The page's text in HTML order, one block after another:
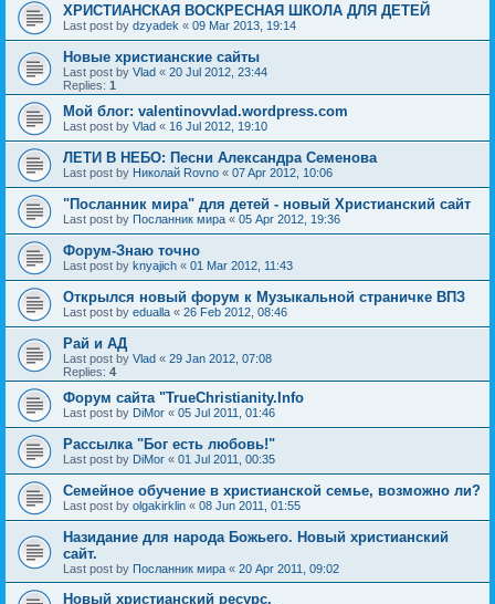
ХРИСТИАНСКАЯ ВОСКРЕСНАЯ ШКОЛА ДЛЯ ДЕТЕЙ
Last post by dzyadek « 09 Mar 2013, 19:14
Новые христианские сайты
Last post by Vlad « 20 Jul 2012, 23:44
Replies: 1
Мой блог: valentinovvlad.wordpress.com
Last post by Vlad « 16 Jul 2012, 19:10
ЛЕТИ В НЕБО: Песни Александра Семенова
Last post by Николай Rovno « 07 Apr 2012, 10:06
"Посланник мира" для детей - новый Христианский сайт
Last post by Посланник мира « 05 Apr 2012, 19:36
Форум-Знаю точно
Last post by knyajich « 01 Mar 2012, 11:43
Открылся новый форум к Музыкальной страничке ВПЗ
Last post by edualla « 26 Feb 2012, 08:46
Рай и АД
Last post by Vlad « 29 Jan 2012, 07:08
Replies: 4
Форум сайта "TrueChristianity.Info
Last post by DiMor « 05 Jul 2011, 01:46
Рассылка "Бог есть любовь!"
Last post by DiMor « 01 Jul 2011, 00:35
Семейное обучение в христианской семье, возможно ли?
Last post by olgakirklin « 08 Jun 2011, 01:55
Назидание для народа Божьего. Новый христианский
сайт.
Last post by Посланник мира « 20 Apr 2011, 09:02
Новый христианский ресурс.